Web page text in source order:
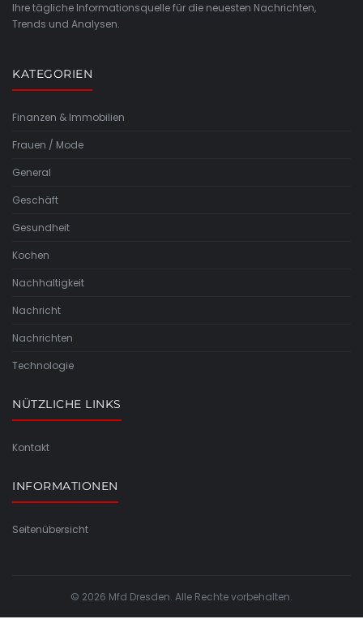
Ihre tägliche Informationsquelle für die neuesten Nachrichten,
Trends und Analysen.
KATEGORIEN
Finanzen & Immobilien
Frauen / Mode
General
Geschäft
Gesundheit
Kochen
Nachhaltigkeit
Nachricht
Nachrichten
Technologie
NÜTZLICHE LINKS
Kontakt
INFORMATIONEN
Seitenübersicht
© 2026 Mfd Dresden. Alle Rechte vorbehalten.